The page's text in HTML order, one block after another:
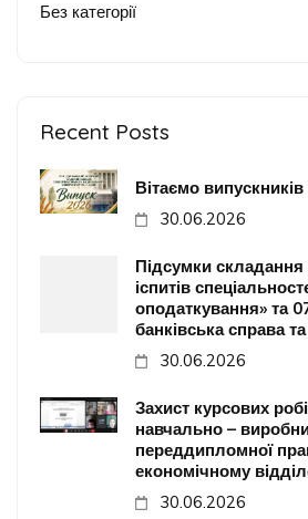
Без категорії
Recent Posts
Вітаємо
30.06.2026
Підсумки складання
іспитів
оподаткування» та
банківська справа
30.06.2026
Захист курсових
навчально –
переддипломної
економічному
30.06.2026